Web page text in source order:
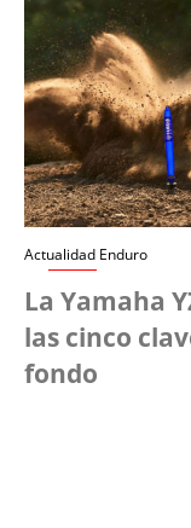
Actualidad Enduro
La Yamaha
las cinco
fondo